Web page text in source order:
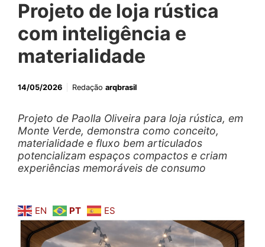
Projeto de loja rústica
com inteligência e
materialidade
14/05/2026 Redação arqbrasil
Projeto de Paolla Oliveira para loja rústica, em
Monte Verde, demonstra como conceito,
materialidade e fluxo bem articulados
potencializam espaços compactos e criam
experiências memoráveis de consumo
EN PT ES